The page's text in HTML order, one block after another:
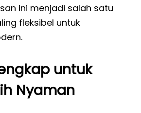
ini menjadi salah satu
fleksibel untuk
untuk
Nyaman